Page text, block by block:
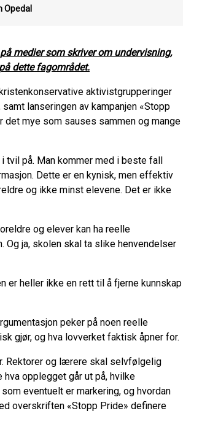
Opedal
medier som skriver om undervisning,
dette fagområdet.
aktivistgrupperinger
lanseringen av kampanjen «Stopp
det mye som sauses sammen og mange
tvil på. Man kommer med i beste fall
Dette er en kynisk, men effektiv
og ikke minst elevene. Det er ikke
og elever kan ha reelle
ja, skolen skal ta slike henvendelser
er heller ikke en rett til å fjerne kunnskap
peker på noen reelle
gjør, og hva lovverket faktisk åpner for.
Rektorer og lærere skal selvfølgelig
opplegget går ut på, hvilke
eventuelt er markering, og hvordan
overskriften «Stopp Pride» definere